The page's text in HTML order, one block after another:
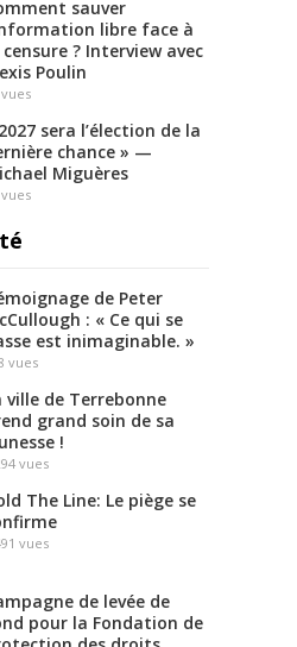
sauver
libre face à
? Interview avec
Poulin
vues
sera l’élection de la
chance » —
Miguères
vues
de Peter
: « Ce qui se
est inimaginable. »
vues
ville de Terrebonne
grand soin de sa
!
vues
The Line: Le piège se
vues
de levée de
pour la Fondation de